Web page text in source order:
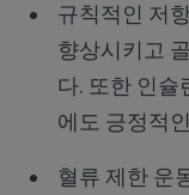
규칙적인 저
향상시키고
다. 또한 인슐
에도 긍정적
혈류 제한 운